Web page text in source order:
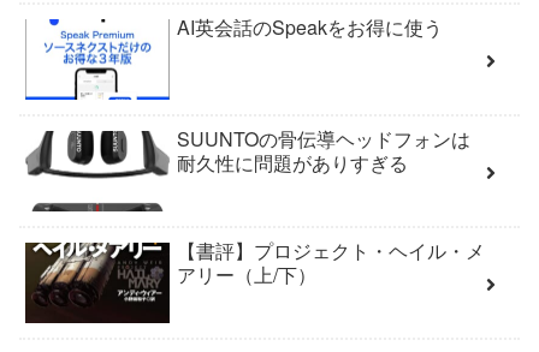
AI英会話のSpeakをお得に使う
SUUNTOの骨伝導ヘッドフォンは
耐久性に問題がありすぎる
【書評】プロジェクト・ヘイル・メ
アリー（上/下）